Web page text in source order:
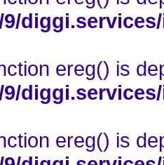
ereg() is
ereg() is